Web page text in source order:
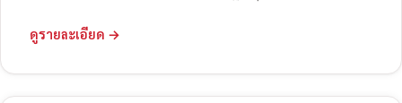
ดูรายละเอียด →